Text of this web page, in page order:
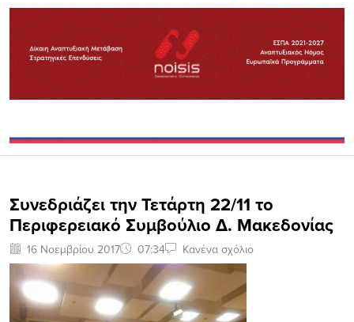
Συνεδριάζει την Τετάρτη 22/11 το
Περιφερειακό Συμβούλιο Δ. Μακεδονίας
16 Νοεμβρίου 2017 07:34 Κανένα σχόλιο